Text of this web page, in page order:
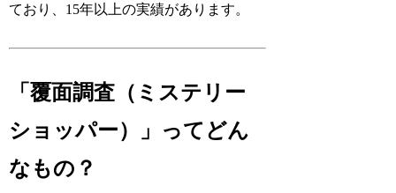
ており、15年以上の実績があります。
「覆面調査（ミステリー
ショッパー）」ってどん
なもの？